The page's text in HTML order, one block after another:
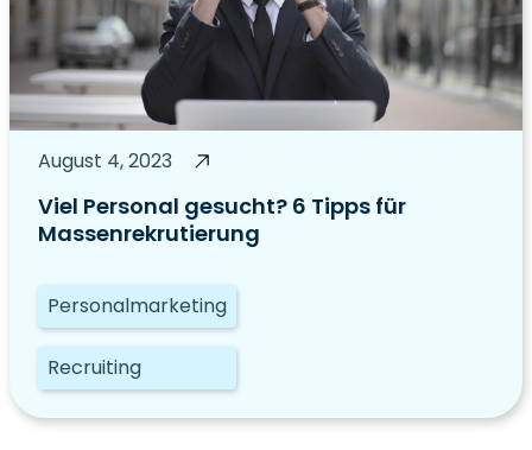
August 4, 2023
Viel Personal gesucht? 6 Tipps für
Massenrekrutierung
Personalmarketing
Recruiting